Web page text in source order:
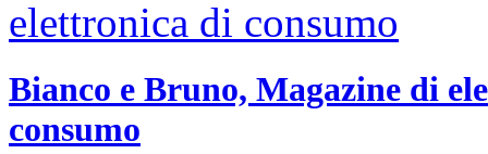
Bianco e Bruno, Magazine di
consumo